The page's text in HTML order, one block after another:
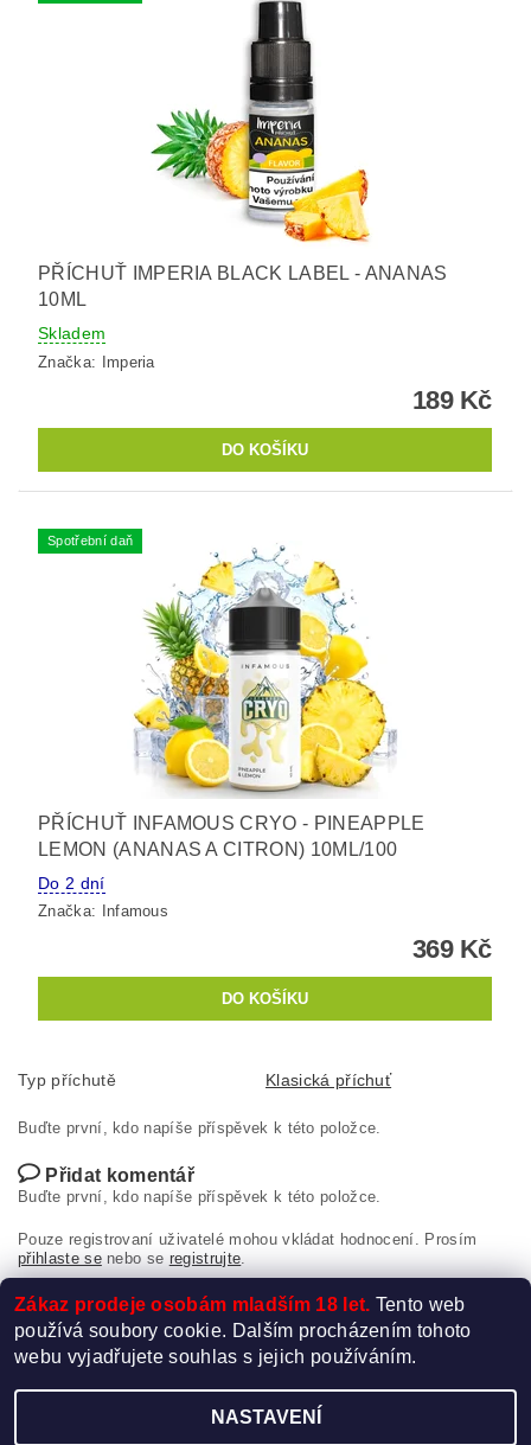
PŘÍCHUŤ IMPERIA BLACK LABEL - ANANAS
10ML
Skladem
Značka: Imperia
189 Kč
Spotřební daň
PŘÍCHUŤ INFAMOUS CRYO - PINEAPPLE
LEMON (ANANAS A CITRON) 10ML/100
Do 2 dní
Značka: Infamous
369 Kč
Typ příchutě Klasická příchuť
Buďte první, kdo napíše příspěvek k této položce.
Přidat komentář
Buďte první, kdo napíše příspěvek k této položce.
Pouze registrovaní uživatelé mohou vkládat hodnocení. Prosím
přihlaste senebo se registrujte.
Zákaz prodeje osobám mladším 18 let. Tento web
používá soubory cookie. Dalším procházením tohoto
webu vyjadřujete souhlas s jejich používáním.
NASTAVENÍ